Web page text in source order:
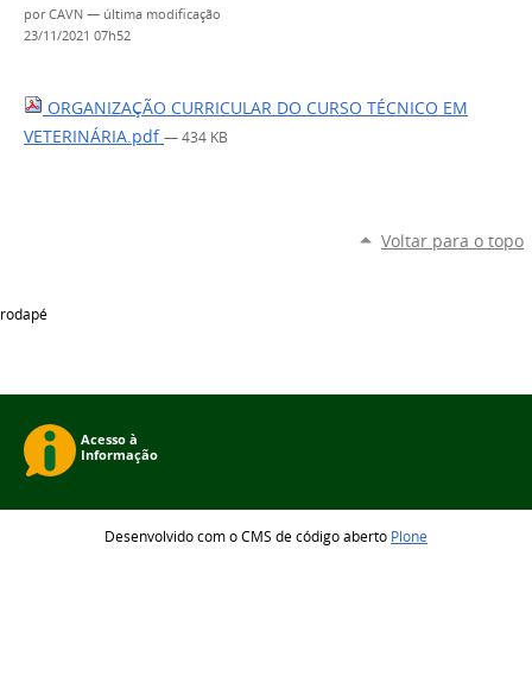
porCAVN — última modificação
23/11/2021 07h52
ORGANIZAÇÃO CURRICULAR DO CURSO TÉCNICO EM
VETERINÁRIA.pdf — 434 KB
Voltar para o topo
rodapé
Desenvolvido com o CMS de código aberto Plone